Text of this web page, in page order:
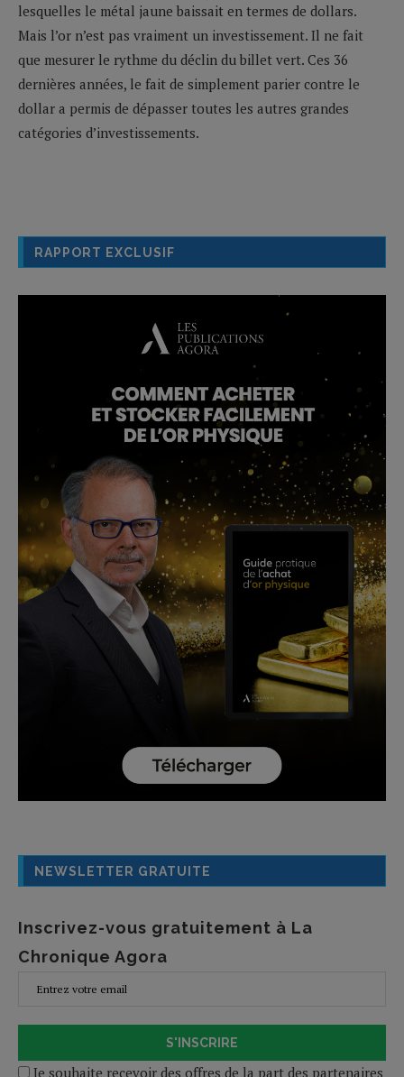
lesquelles le métal jaune baissait en termes de dollars.
Mais l’or n’est pas vraiment un investissement. Il ne fait
que mesurer le rythme du déclin du billet vert. Ces 36
dernières années, le fait de simplement parier contre le
dollar a permis de dépasser toutes les autres grandes
catégories d’investissements.
RAPPORT EXCLUSIF
NEWSLETTER GRATUITE
Inscrivez-vous gratuitement à La
Chronique Agora
S'INSCRIRE
Je souhaite recevoir des offres de la part des partenaires